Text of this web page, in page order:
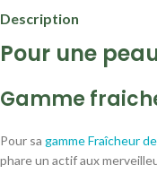
Description
Pour une
Gamme
Pour sa gamme Fraîcheur
phare un actif aux